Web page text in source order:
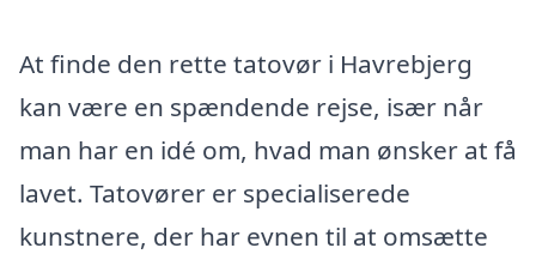
At finde den rette tatovør i Havrebjerg
kan være en spændende rejse, især når
man har en idé om, hvad man ønsker at få
lavet. Tatovører er specialiserede
kunstnere, der har evnen til at omsætte